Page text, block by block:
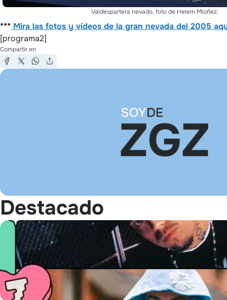
Valdespartera nevado, foto de Helem Mioñez.
*** Mira las fotos y vídeos de la gran nevada del 2005
[programa2]
Compartir en
Destacado